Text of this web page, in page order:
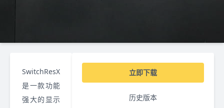
SwitchResX
是一款功能
强大的显示
立即下载
历史版本